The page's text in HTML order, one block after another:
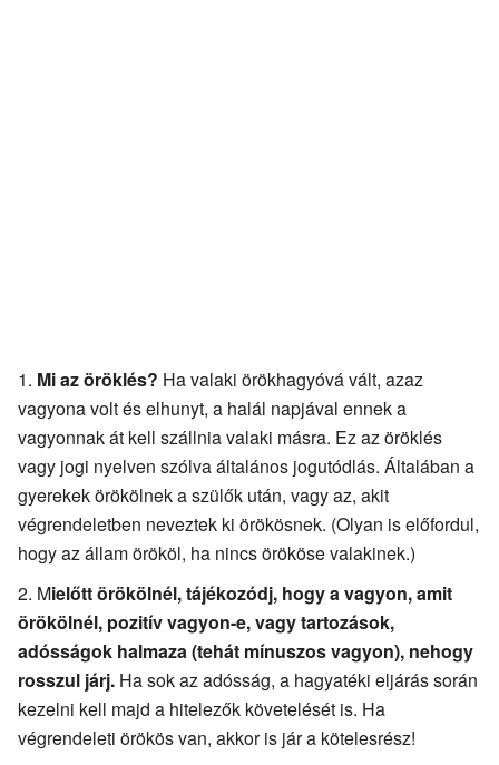
Mi az öröklés? Ha valaki örökhagyóvá vált, azaz
vagyona volt és elhunyt, a halál napjával ennek a
vagyonnak át kell szállnia valaki másra. Ez az öröklés
vagy jogi nyelven szólva általános jogutódlás. Általában a
gyerekek örökölnek a szülők után, vagy az, akit
végrendeletben neveztek ki örökösnek. (Olyan is előfordul,
hogy az állam örököl, ha nincs örököse valakinek.)
Mielőtt örökölnél, tájékozódj, hogy a vagyon, amit
örökölnél, pozitív vagyon-e, vagy tartozások,
adósságok halmaza (tehát mínuszos vagyon), nehogy
rosszul járj. Ha sok az adósság, a hagyatéki eljárás során
kezelni kell majd a hitelezők követelését is. Ha
végrendeleti örökös van, akkor is jár a kötelesrész!